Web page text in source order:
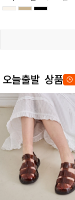
오늘출발 상품